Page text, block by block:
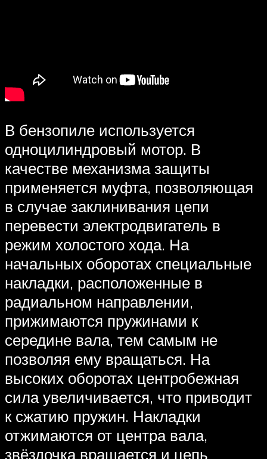
В бензопиле используется
одноцилиндровый мотор. В
качестве механизма защиты
применяется муфта, позволяющая
в случае заклинивания цепи
перевести электродвигатель в
режим холостого хода. На
начальных оборотах специальные
накладки, расположенные в
радиальном направлении,
прижимаются пружинами к
середине вала, тем самым не
позволяя ему вращаться. На
высоких оборотах центробежная
сила увеличивается, что приводит
к сжатию пружин. Накладки
отжимаются от центра вала,
звёздочка вращается и цепь